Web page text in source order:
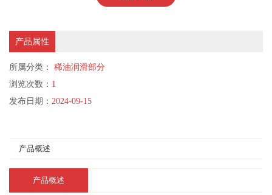
产品属性
所属分类：
稀油润滑部分
浏览次数： 1
发布日期： 2024-09-15
产品概述
产品概述